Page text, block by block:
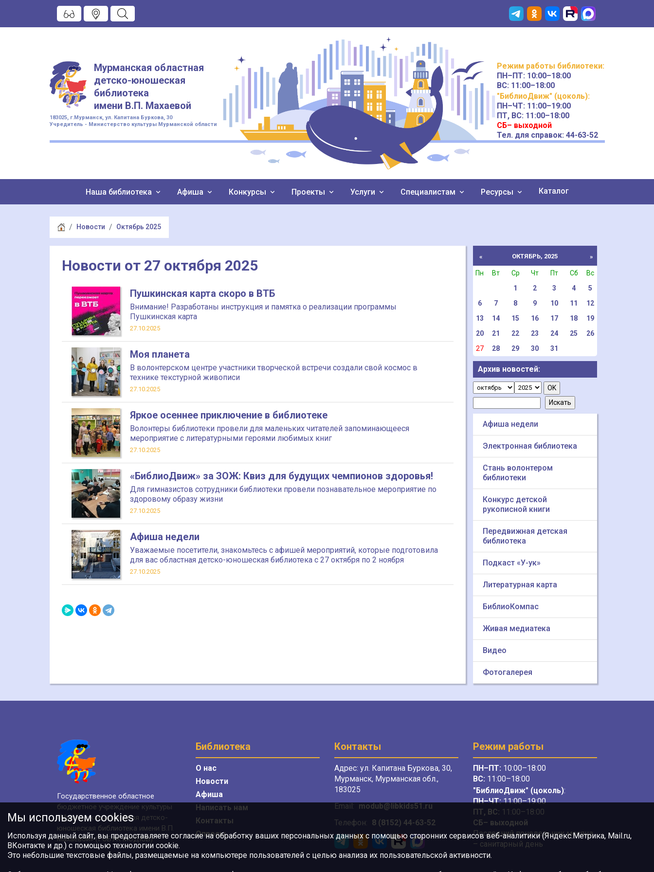
Мурманская областная
детско-юношеская
библиотека
имени В.П. Махаевой
183025, г.Мурманск, ул. Капитана Буркова, 30
Учредитель - Министерство культуры Мурманской области
Режим работы библиотеки:
ПН–ПТ: 10:00–18:00
ВС: 11:00–18:00
"БиблиоДвиж" (цоколь):
ПН–ЧТ: 11:00–19:00
ПТ, ВС: 11:00–18:00
СБ– выходной
Тел. для справок: 44-63-52
Наша библиотека Афиша Конкурсы Проекты Услуги Специалистам Ресурсы Каталог
Новости Октябрь 2025
Новости от 27 октября 2025
Пушкинская карта скоро в ВТБ
Внимание! Разработаны инструкция и памятка о реализации программы
Пушкинская карта
27.10.2025
Моя планета
В волонтерском центре участники творческой встречи создали свой космос в
технике текстурной живописи
27.10.2025
Яркое осеннее приключение в библиотеке
Волонтеры библиотеки провели для маленьких читателей запоминающееся
мероприятие с литературными героями любимых книг
27.10.2025
«БиблиоДвиж» за ЗОЖ: Квиз для будущих чемпионов здоровья!
Для гимназистов сотрудники библиотеки провели познавательное мероприятие по
здоровому образу жизни
27.10.2025
Афиша недели
Уважаемые посетители, знакомьтесь с афишей мероприятий, которые подготовила
для вас областная детско-юношеская библиотека с 27 октября по 2 ноября
27.10.2025
« ОКТЯБРЬ, 2025 »
Пн Вт Ср Чт Пт Сб
Вс
1
2 3 4
5
6
7 8 9 10 11
12
13
14 15 16 17 18
19
20
21 22 23 24 25
26
27
28 29 30 31
Архив новостей:
Афиша недели
Электронная библиотека
Стань волонтером
библиотеки
Конкурс детской
рукописной книги
Передвижная детская
библиотека
Подкаст «У-ук»
Литературная карта
БиблиоКомпас
Живая медиатека
Видео
Фотогалерея
Государственное областное
бюджетное учреждение культуры
«Мурманская областная детско-
юношеская библиотека имени В.П.
Махаевой» (ГОБУК МОДЮБ)
Библиотека
О нас
Новости
Афиша
Написать нам
Контакты
Опросы
Контакты
Адрес: ул. Капитана Буркова, 30,
Мурманск, Мурманская обл.,
183025
Email: modub@libkids51.ru
Телефон: 8 (8152) 44-63-52
Режим работы
ПН–ПТ: 10:00–18:00
ВС: 11:00–18:00
"БиблиоДвиж" (цоколь):
ПН–ЧТ:11:00–19:00
ПТ, ВС: 11:00–18:00
СБ– выходной
Последний понедельник месяца
– санитарный день
Мы используем cookies
Используя данный сайт, вы предоставляете согласие на обработку ваших персональных данных с помощью сторонних сервисов веб-аналитики (Яндекс.Метрика, Mail.ru,
ВКонтакте и др.) с помощью технологии cookie.
Это небольшие текстовые файлы, размещаемые на компьютере пользователей с целью анализа их пользовательской активности.